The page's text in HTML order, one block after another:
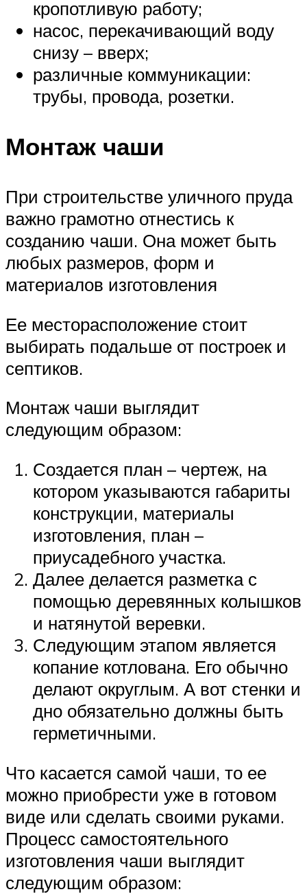
кропотливую работу;
насос, перекачивающий воду
снизу – вверх;
различные коммуникации:
трубы, провода, розетки.
Монтаж чаши
При строительстве уличного пруда
важно грамотно отнестись к
созданию чаши. Она может быть
любых размеров, форм и
материалов изготовления
Ее месторасположение стоит
выбирать подальше от построек и
септиков.
Монтаж чаши выглядит
следующим образом:
Создается план – чертеж, на
котором указываются габариты
конструкции, материалы
изготовления, план –
приусадебного участка.
Далее делается разметка с
помощью деревянных колышков
и натянутой веревки.
Следующим этапом является
копание котлована. Его обычно
делают округлым. А вот стенки и
дно обязательно должны быть
герметичными.
Что касается самой чаши, то ее
можно приобрести уже в готовом
виде или сделать своими руками.
Процесс самостоятельного
изготовления чаши выглядит
следующим образом: